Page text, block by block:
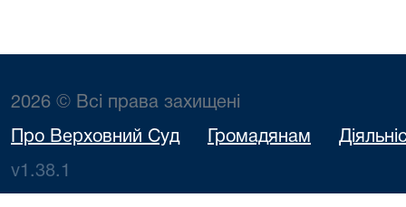
2026 © Всі права захищені
Про Верховний Суд Громадянам
v1.38.1